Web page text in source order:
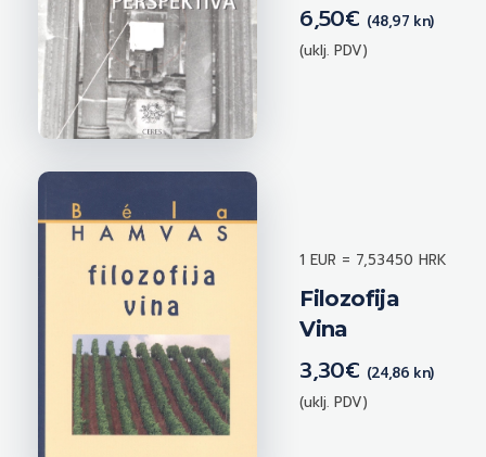
6,50€ (48,97 kn)
(uklj. PDV)
Filozofija
Vina
3,30€ (24,86 kn)
(uklj. PDV)
1 EUR = 7,53450 HRK